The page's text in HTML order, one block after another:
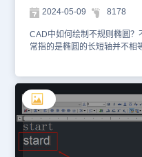
技巧不仅简单易学，而且实用
非常有价值的。希望大家在学
一技巧，为日后的CAD制图工
2024-05-09 8178
CAD中如何绘制不规则椭圆
常指的是椭圆的长短轴并不相
起来看看吧！CAD绘制不规
软件中打开/新建图形文件，
曲线】。2、根据命令提示在
择下一个点。3、在图纸中选
入：C，点击回车键，这样一
CAD软件中，只需要几个简单